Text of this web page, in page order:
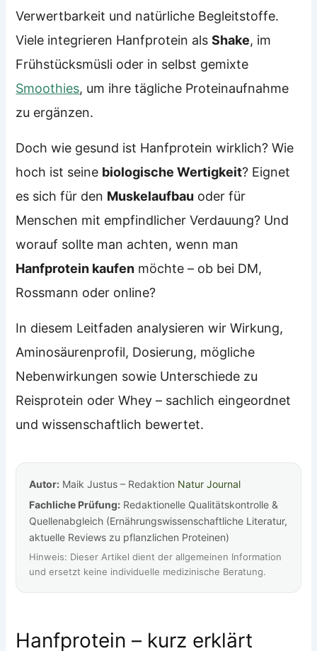
Verwertbarkeit und natürliche Begleitstoffe.
Viele integrieren Hanfprotein alsShake, im
Frühstücksmüsli oder in selbst gemixte
Smoothies, um ihre tägliche Proteinaufnahme
zu ergänzen.
Doch wie gesund ist Hanfprotein wirklich? Wie
hoch ist seine biologische Wertigkeit? Eignet
es sich für den Muskelaufbau oder für
Menschen mit empfindlicher Verdauung? Und
worauf sollte man achten, wenn man
Hanfprotein kaufen möchte – ob bei DM,
Rossmann oder online?
In diesem Leitfaden analysieren wir Wirkung,
Aminosäurenprofil, Dosierung, mögliche
Nebenwirkungen sowie Unterschiede zu
Reisprotein oder Whey – sachlich eingeordnet
und wissenschaftlich bewertet.
Autor: Maik Justus – Redaktion Natur Journal
Fachliche Prüfung: Redaktionelle Qualitätskontrolle &
Quellenabgleich (Ernährungswissenschaftliche Literatur,
aktuelle Reviews zu pflanzlichen Proteinen)
Hinweis: Dieser Artikel dient der allgemeinen Information
und ersetzt keine individuelle medizinische Beratung.
Hanfprotein – kurz erklärt